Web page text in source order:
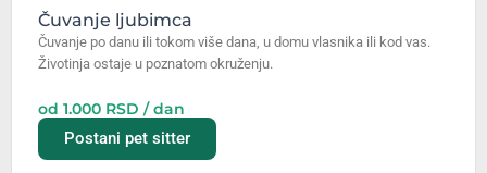
Čuvanje ljubimca
Čuvanje po danu ili tokom više dana, u domu vlasnika ili kod vas.
Životinja ostaje u poznatom okruženju.
od 1.000 RSD / dan
Postani pet sitter